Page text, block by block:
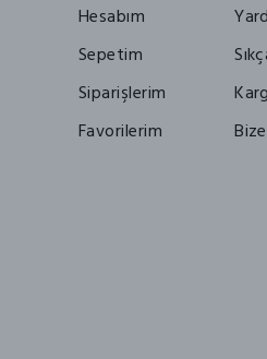
Hesabım
Sepetim
Siparişlerim
Favorilerim